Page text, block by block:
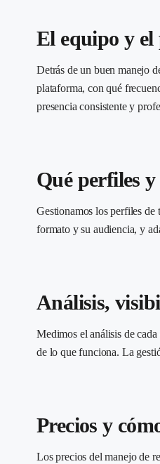
El equipo y el
Detrás de un buen manejo
plataforma, con qué
presencia consistente y
Qué perfiles
Gestionamos los perfiles
formato y su audiencia, y
Análisis,
Medimos el análisis de
de lo que funciona. La
Precios y
Los precios del manejo de